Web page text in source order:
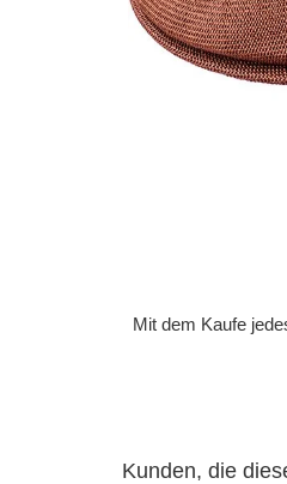
Mit dem Kaufe
Kunden, die